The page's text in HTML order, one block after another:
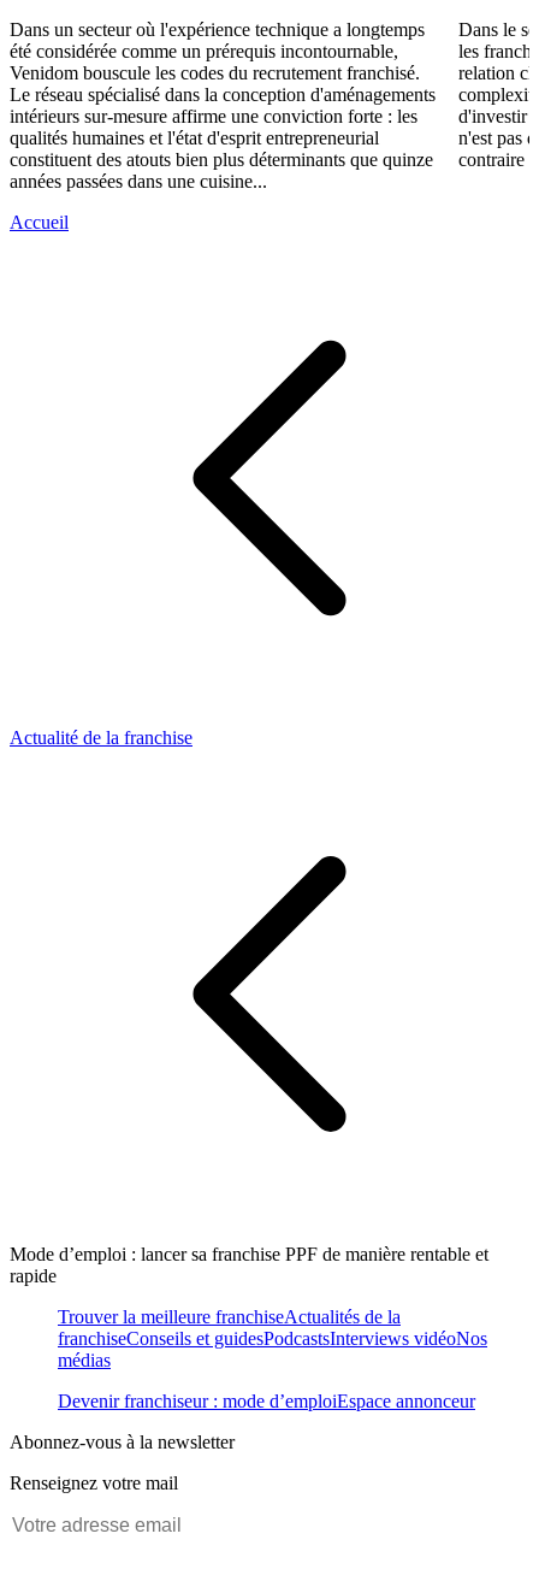
Dans un secteur où l'expérience technique a longtemps
été considérée comme un prérequis incontournable,
Venidom bouscule les codes du recrutement franchisé.
Le réseau spécialisé dans la conception d'aménagements
intérieurs sur-mesure affirme une conviction forte : les
qualités humaines et l'état d'esprit entrepreneurial
constituent des atouts bien plus déterminants que quinze
années passées dans une cuisine...
Dans le
les
relation
d'investir
n'est pas
contraire
Accueil
Actualité de la franchise
Mode d’emploi : lancer sa franchise PPF de manière rentable et
rapide
Trouver la meilleure franchiseActualités de la
franchiseConseils et guidesPodcastsInterviews vidéoNos
médias
Devenir franchiseur : mode d’emploiEspace annonceur
Abonnez-vous à la newsletter
Renseignez votre mail